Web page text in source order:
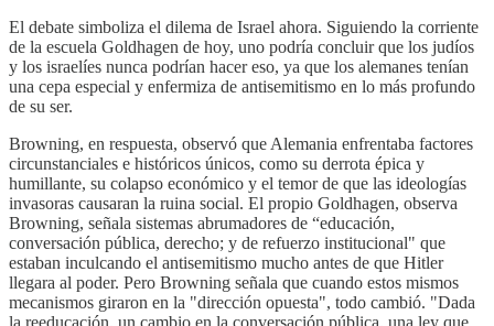
El debate simboliza el dilema de Israel ahora. Siguiendo la corriente
de la escuela Goldhagen de hoy, uno podría concluir que los judíos
y los israelíes nunca podrían hacer eso, ya que los alemanes tenían
una cepa especial y enfermiza de antisemitismo en lo más profundo
de su ser.
Browning, en respuesta, observó que Alemania enfrentaba factores
circunstanciales e históricos únicos, como su derrota épica y
humillante, su colapso económico y el temor de que las ideologías
invasoras causaran la ruina social. El propio Goldhagen, observa
Browning, señala sistemas abrumadores de “educación,
conversación pública, derecho; y de refuerzo institucional" que
estaban inculcando el antisemitismo mucho antes de que Hitler
llegara al poder. Pero Browning señala que cuando estos mismos
mecanismos giraron en la "dirección opuesta", todo cambió. "Dada
la reeducación, un cambio en la conversación pública, una ley que